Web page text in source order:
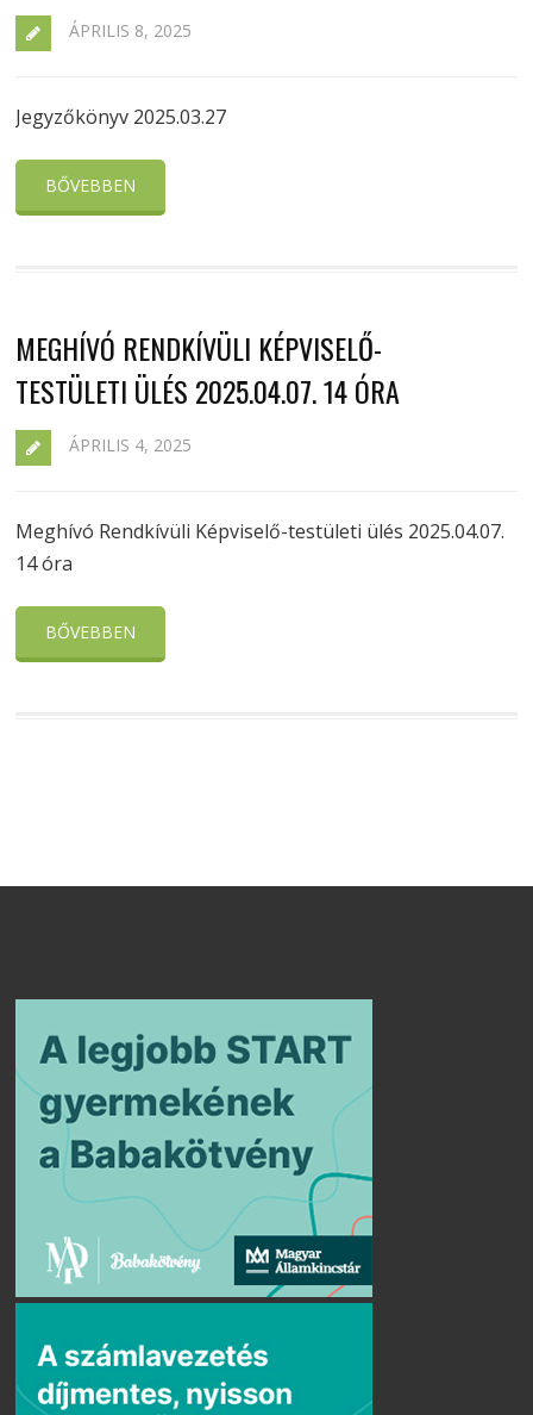
ÁPRILIS 8, 2025
Jegyzőkönyv 2025.03.27
BŐVEBBEN
MEGHÍVÓ RENDKÍVÜLI KÉPVISELŐ-
TESTÜLETI ÜLÉS 2025.04.07. 14 ÓRA
ÁPRILIS 4, 2025
Meghívó Rendkívüli Képviselő-testületi ülés 2025.04.07.
14 óra
BŐVEBBEN